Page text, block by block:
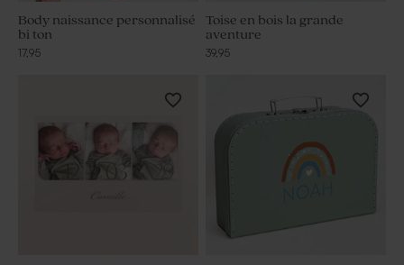
Body naissance personnalisé
bi ton
17,95
Toise en bois la grande
aventure
39,95